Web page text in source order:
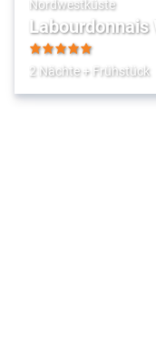
Nordwestküste
5
2 Nächte+ Frühstück